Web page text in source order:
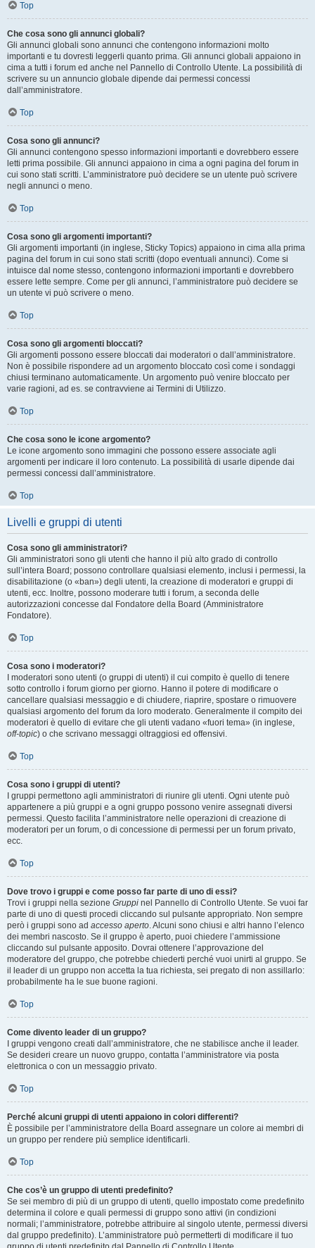
Top
Che cosa sono gli annunci globali?
Gli annunci globali sono annunci che contengono informazioni molto
importanti e tu dovresti leggerli quanto prima. Gli annunci globali appaiono in
cima a tutti i forum ed anche nel Pannello di Controllo Utente. La possibilità di
scrivere su un annuncio globale dipende dai permessi concessi
dall’amministratore.
Top
Cosa sono gli annunci?
Gli annunci contengono spesso informazioni importanti e dovrebbero essere
letti prima possibile. Gli annunci appaiono in cima a ogni pagina del forum in
cui sono stati scritti. L’amministratore può decidere se un utente può scrivere
negli annunci o meno.
Top
Cosa sono gli argomenti importanti?
Gli argomenti importanti (in inglese, Sticky Topics) appaiono in cima alla prima
pagina del forum in cui sono stati scritti (dopo eventuali annunci). Come si
intuisce dal nome stesso, contengono informazioni importanti e dovrebbero
essere lette sempre. Come per gli annunci, l’amministratore può decidere se
un utente vi può scrivere o meno.
Top
Cosa sono gli argomenti bloccati?
Gli argomenti possono essere bloccati dai moderatori o dall’amministratore.
Non è possibile rispondere ad un argomento bloccato così come i sondaggi
chiusi terminano automaticamente. Un argomento può venire bloccato per
varie ragioni, ad es. se contravviene ai Termini di Utilizzo.
Top
Che cosa sono le icone argomento?
Le icone argomento sono immagini che possono essere associate agli
argomenti per indicare il loro contenuto. La possibilità di usarle dipende dai
permessi concessi dall’amministratore.
Top
Livelli e gruppi di utenti
Cosa sono gli amministratori?
Gli amministratori sono gli utenti che hanno il più alto grado di controllo
sull’intera Board; possono controllare qualsiasi elemento, inclusi i permessi, la
disabilitazione (o «ban») degli utenti, la creazione di moderatori e gruppi di
utenti, ecc. Inoltre, possono moderare tutti i forum, a seconda delle
autorizzazioni concesse dal Fondatore della Board (Amministratore
Fondatore).
Top
Cosa sono i moderatori?
I moderatori sono utenti (o gruppi di utenti) il cui compito è quello di tenere
sotto controllo i forum giorno per giorno. Hanno il potere di modificare o
cancellare qualsiasi messaggio e di chiudere, riaprire, spostare o rimuovere
qualsiasi argomento del forum da loro moderato. Generalmente il compito dei
moderatori è quello di evitare che gli utenti vadano «fuori tema» (in inglese,
off-topic) o che scrivano messaggi oltraggiosi ed offensivi.
Top
Cosa sono i gruppi di utenti?
I gruppi permettono agli amministratori di riunire gli utenti. Ogni utente può
appartenere a più gruppi e a ogni gruppo possono venire assegnati diversi
permessi. Questo facilita l’amministratore nelle operazioni di creazione di
moderatori per un forum, o di concessione di permessi per un forum privato,
ecc.
Top
Dove trovo i gruppi e come posso far parte di uno di essi?
Trovi i gruppi nella sezione Gruppi nel Pannello di Controllo Utente. Se vuoi far
parte di uno di questi procedi cliccando sul pulsante appropriato. Non sempre
però i gruppi sono ad accesso aperto. Alcuni sono chiusi e altri hanno l’elenco
dei membri nascosto. Se il gruppo è aperto, puoi chiedere l’ammissione
cliccando sul pulsante apposito. Dovrai ottenere l’approvazione del
moderatore del gruppo, che potrebbe chiederti perché vuoi unirti al gruppo. Se
il leader di un gruppo non accetta la tua richiesta, sei pregato di non assillarlo:
probabilmente ha le sue buone ragioni.
Top
Come divento leader di un gruppo?
I gruppi vengono creati dall’amministratore, che ne stabilisce anche il leader.
Se desideri creare un nuovo gruppo, contatta l’amministratore via posta
elettronica o con un messaggio privato.
Top
Perché alcuni gruppi di utenti appaiono in colori differenti?
È possibile per l’amministratore della Board assegnare un colore ai membri di
un gruppo per rendere più semplice identificarli.
Top
Che cos’è un gruppo di utenti predefinito?
Se sei membro di più di un gruppo di utenti, quello impostato come predefinito
determina il colore e quali permessi di gruppo sono attivi (in condizioni
normali; l’amministratore, potrebbe attribuire al singolo utente, permessi diversi
dal gruppo predefinito). L’amministratore può permetterti di modificare il tuo